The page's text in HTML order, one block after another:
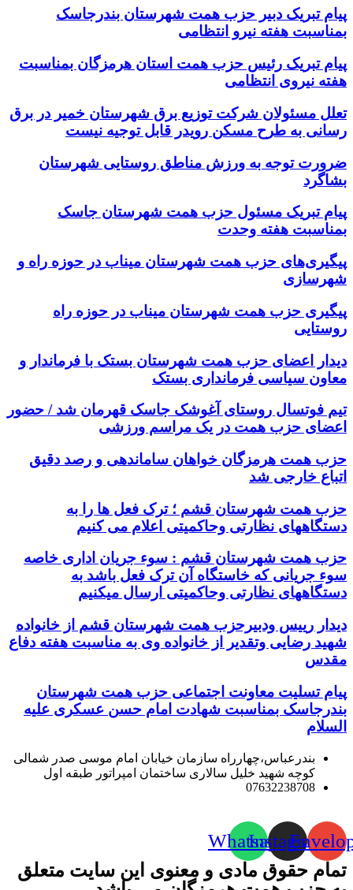
پیام تبریک دبیر حزب همت شهرستان بندرجاسک
بمناسبت هفته نیرو انتظامی
پیام تبریک رئیس حزب همت استان هرمزگان بمناسبت
هفته نیروی انتظامی
تعلل مسئولان شرکت توزیع برق شهرستان خمیر در برق
رسانی به طرح مسکن رویدر قابل توجیه نیست
ضرورت توجه به ورزش مناطق روستایی شهرستان
بشاگرد
پیام تبریک مسئول حزب همت شهرستان جاسک
بمناسبت هفته وحدت
پیگیری‌های حزب همت شهرستان میناب در حوزه راه و
شهرسازی
پیگیری حزب همت شهرستان میناب در حوزه راه
روستایی
دیدار اعضای حزب همت شهرستان بستک با فرماندار و
معاون سیاسی فرمانداری بستک
تیم فوتسال روستای آغوشک جاسک قهرمان شد / حضور
اعضای حزب همت در یک مراسم ورزشی
حزب همت هرمزگان خواهان ساماندهی و رصد دقیق
اتباع خارجی شد
حزب همت شهرستان قشم ؛ ترک فعل ها را به
دستگاههای نظارتی وحاکمیتی اعلام می کنیم
حزب همت شهرستان قشم : سوء جریان اداری خاصه
سوء جریانی که خاستگاه آن ترک فعل باشد به
دستگاههای نظارتی وحاکمیتی ارسال میکنیم
دیدار رییس ودبیرحزب همت شهرستان قشم از خانواده
شهید رضایی وتقدیر از خانواده وی به مناسبت هفته دفاع
مقدس
پیام تسلیت معاونت اجتماعی حزب همت شهرستان
بندرجاسک بمناسبت شهادت امام حسن عسکری علیه
السلام
بندرعباس،چهارراه سازمان خیابان امام موسی صدر شمالی
کوچه شهید خلیل سالاری ساختمان امپراتور طبقه اول
07632238708
Instagram
Whatsapp
تمام حقوق مادی و معنوی این سایت متعلق